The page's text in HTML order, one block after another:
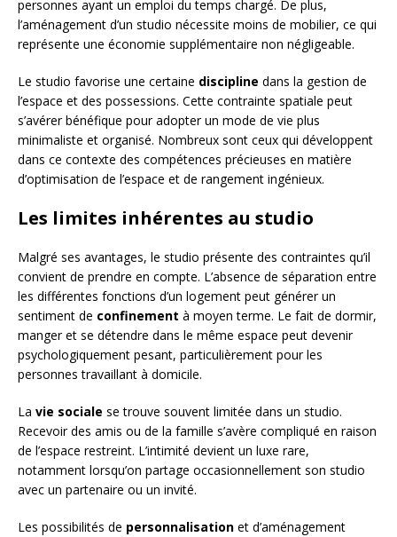
personnes ayant un emploi du temps chargé. De plus,
l’aménagement d’un studio nécessite moins de mobilier, ce qui
représente une économie supplémentaire non négligeable.
Le studio favorise une certaine discipline dans la gestion de
l’espace et des possessions. Cette contrainte spatiale peut
s’avérer bénéfique pour adopter un mode de vie plus
minimaliste et organisé. Nombreux sont ceux qui développent
dans ce contexte des compétences précieuses en matière
d’optimisation de l’espace et de rangement ingénieux.
Les limites inhérentes au studio
Malgré ses avantages, le studio présente des contraintes qu’il
convient de prendre en compte. L’absence de séparation entre
les différentes fonctions d’un logement peut générer un
sentiment de confinement à moyen terme. Le fait de dormir,
manger et se détendre dans le même espace peut devenir
psychologiquement pesant, particulièrement pour les
personnes travaillant à domicile.
La vie sociale se trouve souvent limitée dans un studio.
Recevoir des amis ou de la famille s’avère compliqué en raison
de l’espace restreint. L’intimité devient un luxe rare,
notamment lorsqu’on partage occasionnellement son studio
avec un partenaire ou un invité.
Les possibilités de personnalisation et d’aménagement